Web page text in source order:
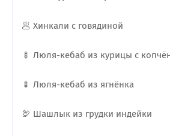
🥟 Хинкали с говядиной
🍢 Люля-кебаб из курицы с
🍢 Люля-кебаб из ягнёнка
🦃 Шашлык из грудки индейки